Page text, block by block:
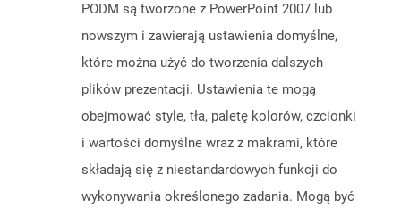
PODM są tworzone z PowerPoint 2007 lub
nowszym i zawierają ustawienia domyślne,
które można użyć do tworzenia dalszych
plików prezentacji. Ustawienia te mogą
obejmować style, tła, paletę kolorów, czcionki
i wartości domyślne wraz z makrami, które
składają się z niestandardowych funkcji do
wykonywania określonego zadania. Mogą być